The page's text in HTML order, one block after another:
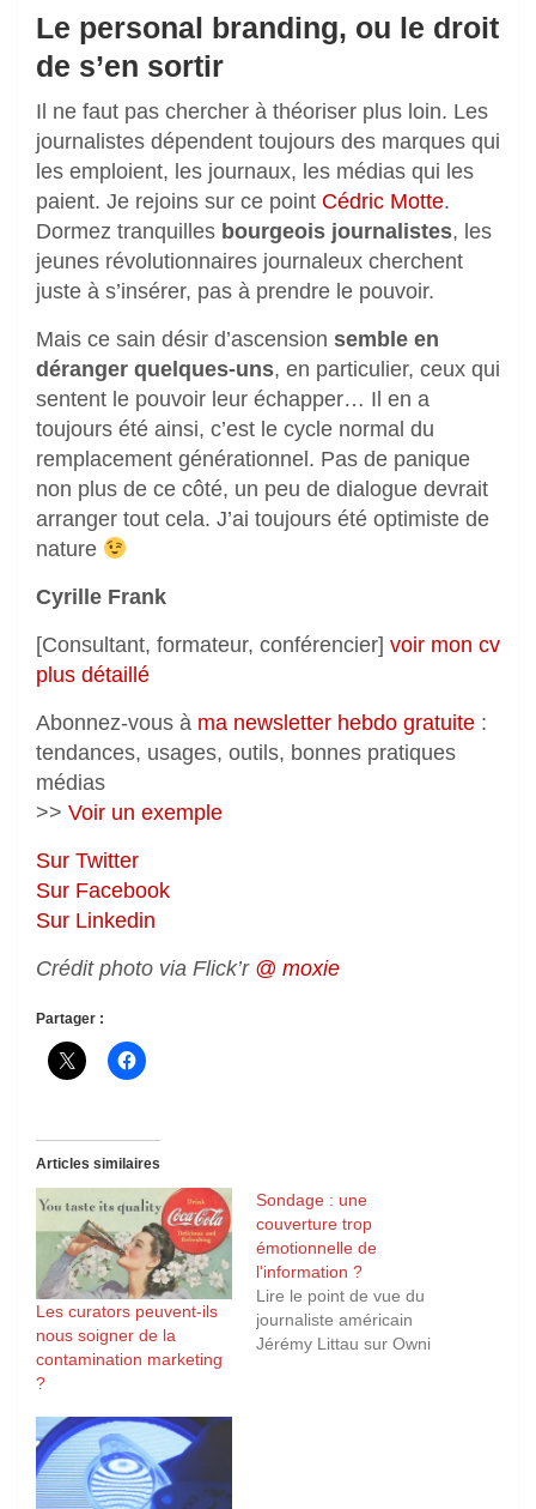
Le personal branding, ou le droit
de s’en sortir
Il ne faut pas chercher à théoriser plus loin. Les
journalistes dépendent toujours des marques qui
les emploient, les journaux, les médias qui les
paient. Je rejoins sur ce point Cédric Motte.
Dormez tranquilles bourgeois journalistes, les
jeunes révolutionnaires journaleux cherchent
juste à s’insérer, pas à prendre le pouvoir.
Mais ce sain désir d’ascension semble en
déranger quelques-uns, en particulier, ceux qui
sentent le pouvoir leur échapper… Il en a
toujours été ainsi, c’est le cycle normal du
remplacement générationnel. Pas de panique
non plus de ce côté, un peu de dialogue devrait
arranger tout cela. J’ai toujours été optimiste de
nature
Cyrille Frank
[Consultant, formateur, conférencier] voir mon cv
plus détaillé
Abonnez-vous à ma newsletter hebdo gratuite :
tendances, usages, outils, bonnes pratiques
médias
>> Voir un exemple
Sur Twitter
Sur Facebook
Sur Linkedin
Crédit photo via Flick’r @ moxie
Partager :
Articles similaires
Les curators peuvent-ils
nous soigner de la
contamination marketing
?
Sondage : une
couverture trop
émotionnelle de
l'information ?
Lire le point de vue du
journaliste américain
Jérémy Littau sur Owni